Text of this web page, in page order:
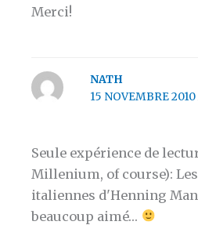
Merci!
NATH
15 NOVEMBRE 2010
Seule expérience de
Millenium, of course):
italiennes d'Henning
beaucoup aimé…